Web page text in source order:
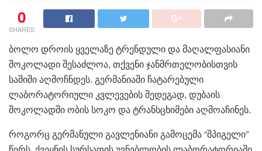
0
SHARES
ბოლო დროის ყველაზე ტრენდული და მაღალფასიანი
შოკოლადი შესაძლოა, თქვენი ჯანმრთელობისთვის
საშიში აღმოჩნდეს. გერმანიაში ჩატარებული
ლაბორატორიული კვლევების შედეგად, დუბაის
შოკოლადში ობის სოკო და ტრანსცხიმები აღმოაჩინეს.
როგორც გერმანული გავლენიანი გამოცემა “შპიგელი”